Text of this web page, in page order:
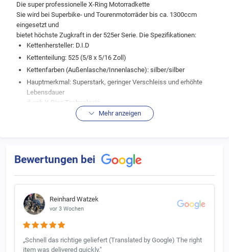
Die super professionelle X-Ring Motorradkette
Sie wird bei Superbike- und Tourenmotorräder bis ca. 1300ccm
eingesetzt und
bietet höchste Zugkraft in der 525er Serie. Die Spezifikationen:
Kettenhersteller: D.I.D
Kettenteilung: 525 (5/8 x 5/16 Zoll)
Kettenfarben (Außenlasche/Innenlasche): silber/silber
Hauptmerkmal: Superstark, geringer Verschleiss und erhöhte
Lebensdauer
durch X-Ring Technologie
Mehr anzeigen
Bewertungen bei
Reinhard Watzek
vor 3 Wochen
„Schnell das richtige geliefert (Translated by Google) The right
item was delivered quickly."